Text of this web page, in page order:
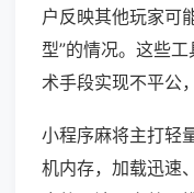
户反映其他玩家可
型”的情况。这些
术手段实现不平公
小程序麻将主打轻
机内存，加载迅速